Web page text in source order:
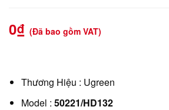
0₫ (Đã bao gồm VAT)
Thương Hiệu : Ugreen
Model : 50221/HD132